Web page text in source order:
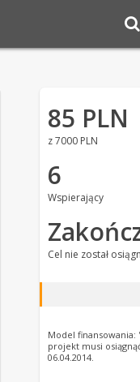
85 PLN
z 7000 PLN
6
Wspierający
Cel nie został
Model
projekt musi
06.04.2014.